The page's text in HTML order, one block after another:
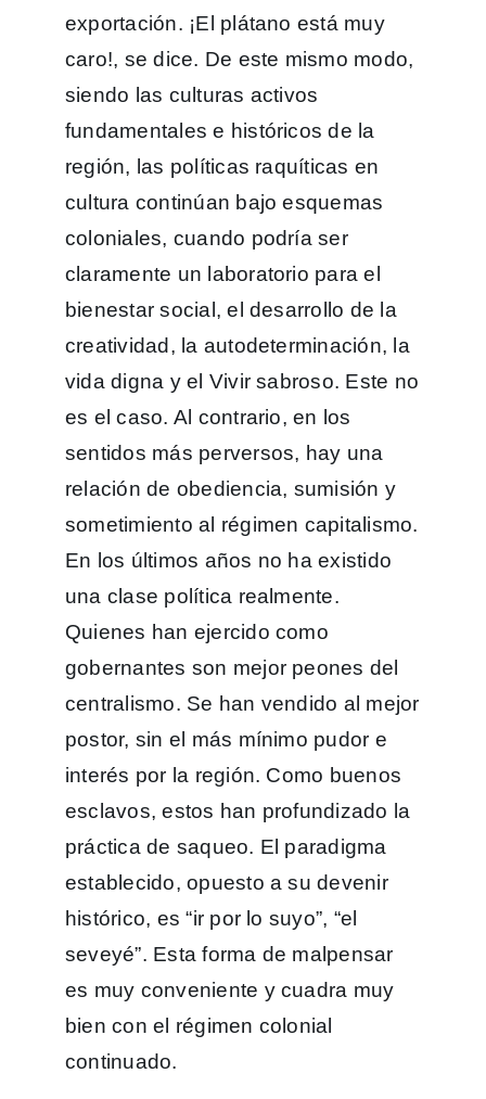
exportación. ¡El plátano está muy
caro!, se dice. De este mismo modo,
siendo las culturas activos
fundamentales e históricos de la
región, las políticas raquíticas en
cultura continúan bajo esquemas
coloniales, cuando podría ser
claramente un laboratorio para el
bienestar social, el desarrollo de la
creatividad, la autodeterminación, la
vida digna y el Vivir sabroso. Este no
es el caso. Al contrario, en los
sentidos más perversos, hay una
relación de obediencia, sumisión y
sometimiento al régimen capitalismo.
En los últimos años no ha existido
una clase política realmente.
Quienes han ejercido como
gobernantes son mejor peones del
centralismo. Se han vendido al mejor
postor, sin el más mínimo pudor e
interés por la región. Como buenos
esclavos, estos han profundizado la
práctica de saqueo. El paradigma
establecido, opuesto a su devenir
histórico, es “ir por lo suyo”, “el
seveyé”. Esta forma de malpensar
es muy conveniente y cuadra muy
bien con el régimen colonial
continuado.